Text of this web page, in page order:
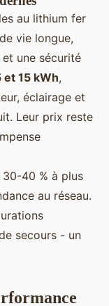
au lithium fer
vie longue,
une sécurité
et 15 kWh,
éclairage et
Leur prix reste
30-40 % à plus
au réseau.
secours - un